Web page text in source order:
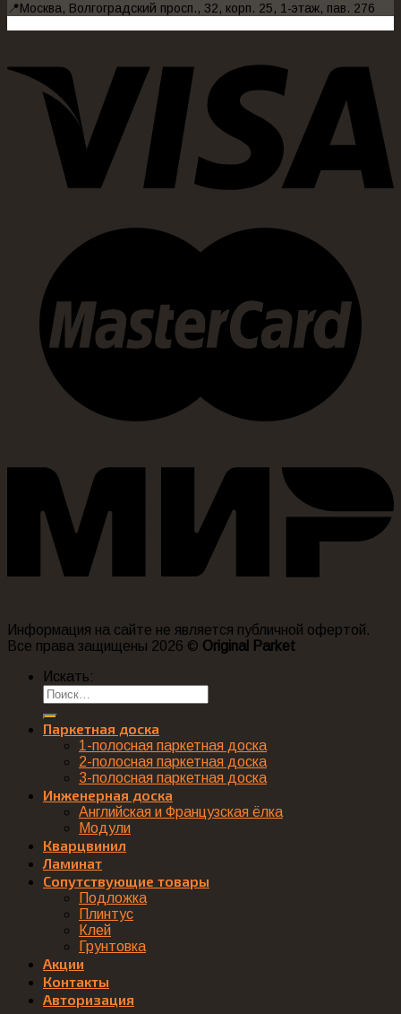
📍Москва, Волгоградский просп., 32, корп. 25, 1-этаж, пав. 276
Информация на сайте не является публичной офертой.
Все права защищены 2026 © Original Parket
Искать:
Паркетная доска
1-полосная паркетная доска
2-полосная паркетная доска
3-полосная паркетная доска
Инженерная доска
Английская и Французская ёлка
Модули
Кварцвинил
Ламинат
Сопутствующие товары
Подложка
Плинтус
Клей
Грунтовка
Акции
Контакты
Авторизация